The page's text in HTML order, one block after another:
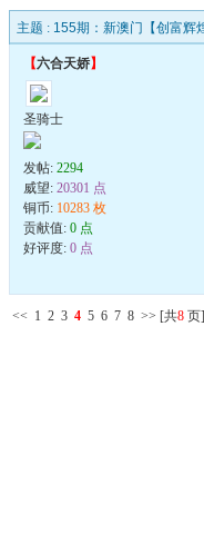
主题 : 155期：新澳门【创富
【六合天娇】
圣骑士
发帖: 2294
威望: 20301 点
铜币: 10283 枚
贡献值: 0 点
好评度: 0 点
<< 1 2 3 4 5 6 7 8 >> [共8